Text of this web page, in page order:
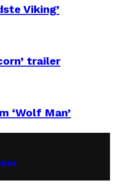
Viking’
trailer
‘Wolf Man’